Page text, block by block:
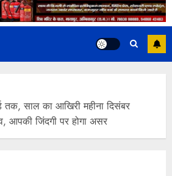
तक, साल का आखिरी महीना दिसंबर
आपकी जिंदगी पर होगा असर